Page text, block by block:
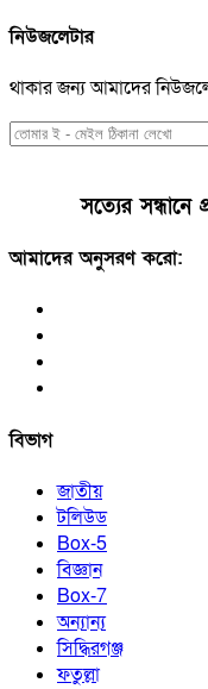
নিউজলেটার
থাকার জন্য আমাদের
সত্যের সন্ধানে
আমাদের অনুসরণ করো:
বিভাগ
জাতীয়
টলিউড
Box-5
বিজ্ঞান
Box-7
অন্যান্য
সিদ্ধিরগঞ্জ
ফতুল্লা